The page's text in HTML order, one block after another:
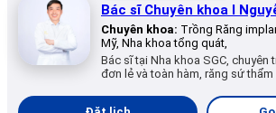
Bác sĩ Chuyên khoa I
Chuyên khoa: Trồng Răng
Mỹ, Nha khoa tổng quát,
Bác sĩ tại Nha khoa SGC, chuyên
đơn lẻ và toàn hàm, răng sứ thẩm